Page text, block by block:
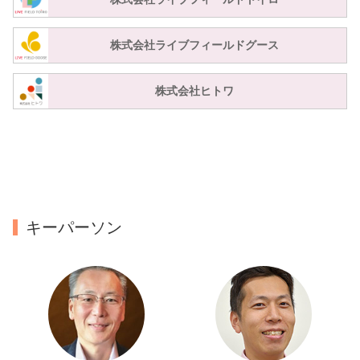
株式会社ライブフィールドグース
株式会社ヒトワ
キーパーソン